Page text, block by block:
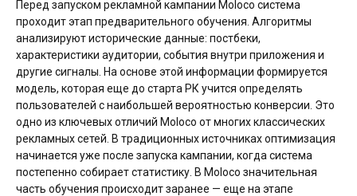
Перед запуском рекламной кампании Moloco система
проходит этап предварительного обучения. Алгоритмы
анализируют исторические данные: постбеки,
характеристики аудитории, события внутри приложения и
другие сигналы. На основе этой информации формируется
модель, которая еще до старта РК учится определять
пользователей с наибольшей вероятностью конверсии. Это
одно из ключевых отличий Moloco от многих классических
рекламных сетей. В традиционных источниках оптимизация
начинается уже после запуска кампании, когда система
постепенно собирает статистику. В Moloco значительная
часть обучения происходит заранее — еще на этапе